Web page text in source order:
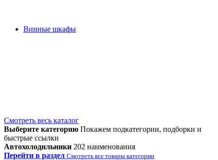
Винные шкафы
Смотреть весь каталог
Выберите категорию Покажем подкатегории, подборки и
быстрые ссылки
Автохолодильники 202 наименования
Перейти в раздел Смотреть все товары категории